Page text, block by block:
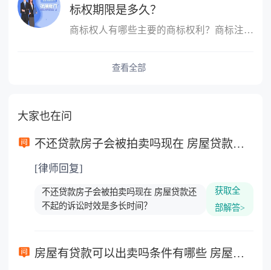
标权期限是多久？
商标权人有哪些主要的商标权利？商标注册人的权利主要是指对注册商...
查看全部
大家也在问
不还贷款房子会被拍卖吗现在 房屋贷款还不起的诉讼时效是多长时间？
[律师回复]
不还贷款房子会被拍卖吗现在 房屋贷款还
不起的诉讼时效是多长时间？
获取全
部解答>
房屋有贷款可以出卖吗条件有哪些 房屋贷款还不起的诉讼时效是多久？